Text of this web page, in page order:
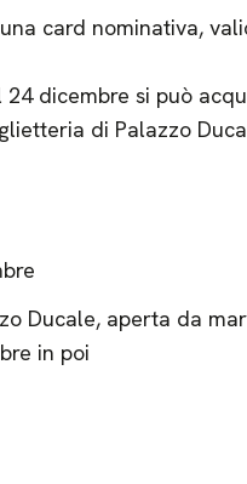
card nominativa,
dicembre si può
di Palazzo
Ducale, aperta da
in poi